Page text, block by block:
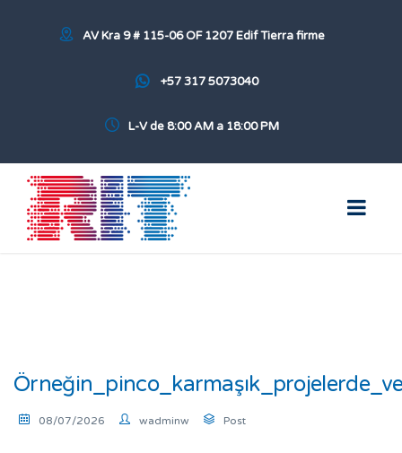
AV Kra 9 # 115-06 OF 1207 Edif Tierra firme
+57 317 5073040
L-V de 8:00 AM a 18:00 PM
08/07/2026 wadminw Post